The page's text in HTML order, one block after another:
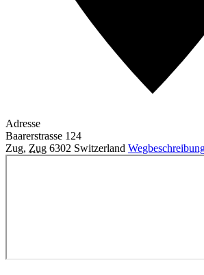
Adresse
Baarerstrasse 124
Zug, Zug 6302 Switzerland